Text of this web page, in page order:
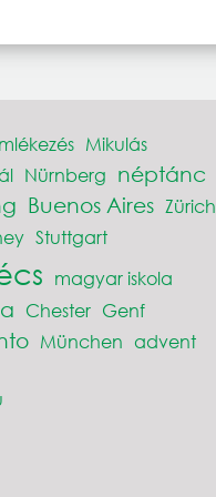
Mikulás
Nürnberg néptánc
Buenos Aires Zürich
Stuttgart
magyar iskola
Chester Genf
München advent